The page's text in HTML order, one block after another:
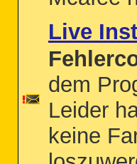
Live
dem
Leider
keine